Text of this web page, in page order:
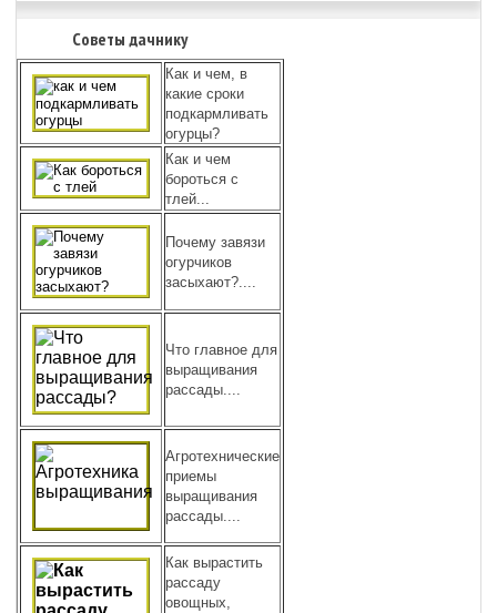
Советы дачнику
Как и чем, в
какие сроки
подкармливать
огурцы?
Как и чем
бороться с
тлей...
Почему завязи
огурчиков
засыхают?....
Что главное для
выращивания
рассады....
Агротехнические
приемы
выращивания
рассады....
Как вырастить
рассаду
овощных,